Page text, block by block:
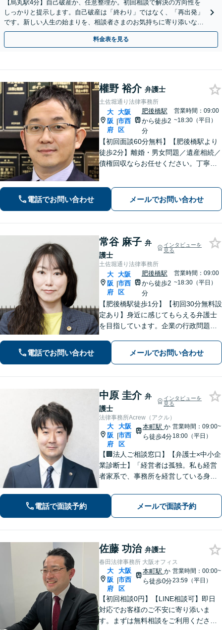
【烏丸駅4分】自己破産か、任意整理か。初回相談で解決の方向性を
しっかりと提示します。自己破産は「終わり」ではなく、「再出発」
です。新しい人生の始まりを、相談者さまのお気持ちに寄り添いなが
らサポートします【初回相談無料】【法テラス利用可】
料金表を見る
權野 裕介 弁護士
土佐堀通り法律事務所
大
阪
府
|
大阪
市西
区
肥後橋駅
から徒歩2
分
営業時間：09:00
~18:30（平日）
【初回面談60分無料】【肥後橋駅より
徒歩2分】離婚・男女問題／遺産相続／
債権回収ならお任せください。丁寧な
の対応経験が豊富です。【夜間対応
可】【弁護士歴10年以上】
電話でお問い合わせ メールでお問い合わせ
常谷 麻子 弁
護士
インタビューを
見る
土佐堀通り法律事務所
大
阪
府
|
大阪
市西
区
肥後橋駅
から徒歩2
分
営業時間：09:00
~18:30（平日）
【肥後橋駅徒歩1分】【初回30分無料設
定あり】身近に感じてもらえる弁護士
を目指しています。企業の行政問題／
律問題に対応可能【夜間／休日応相
談】専門家の知識と経験で皆様の力に
電話でお問い合わせ メールでお問い合わせ
中原 圭介 弁
護士
インタビューを
見る
法律事務所Acrew（アクル）
大
阪
府
|
大阪
市西
区
本町駅 か
ら徒歩4分
営業時間：09:00~
18:00（平日）
【🏢法人ご相談窓口】【弁護士×中小企
業診断士】「経営者は孤独。私も経営
者家系で、事務所を経営している身な
駅徒歩4分】中小企業・個人事業主様の
「法務と経営」を両面支援！完全個室
で安心対応。【初回法律相談30分無
料】
電話で面談予約 メールで面談予約
佐藤 功治 弁護士
春田法律事務所 大阪オフィス
大
阪
府
|
大阪
市西
区
本町駅 か
ら徒歩0分
営業時間：00:00~
23:59（平日）
【初回相談0円】【LINE相談可】即日
対応でお客様のご不安に寄り添いま
す。まずは無料相談をご利用くださ